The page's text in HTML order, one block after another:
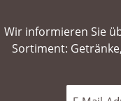
Wir informieren Sie
Sortiment: